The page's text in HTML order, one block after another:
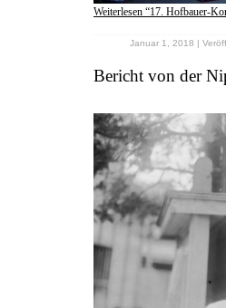
Weiterlesen “17. Hofbauer-
Januar 1, 2018 |
Bericht von der